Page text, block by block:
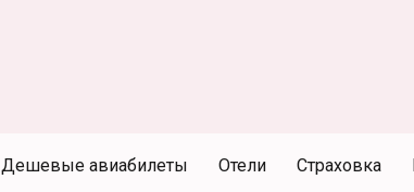
Дешевые авиабилеты Отели Страховка